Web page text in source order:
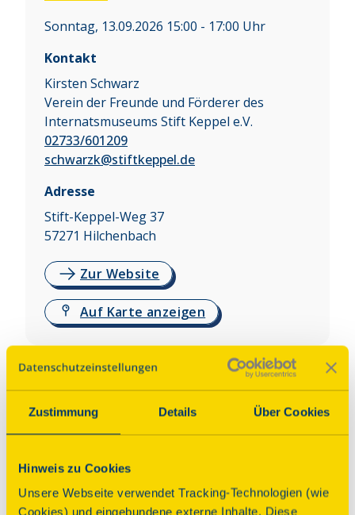
Zustimmung Details Über Cookies
Hinweis zu Cookies
Unsere Webseite verwendet Tracking-Technologien (wie
Cookies) und eingebundene externe Inhalte. Diese
Sonntag, 13.09.2026 15:00 - 17:00 Uhr
Kontakt
Kirsten Schwarz
Verein der Freunde und Förderer des
Internatsmuseums Stift Keppel e.V.
02733/601209
schwarzk@stiftkeppel.de
Adresse
Stift-Keppel-Weg 37
57271 Hilchenbach
Zur Website
Auf Karte anzeigen
Über dieses Denkmal
Das 2003 eingerichtete Museum zeigt an
„Keppelschen Schul-und Erziehungsanstalt“. In
mehreren mit originalen Möbeln und
Gegenständen der Zeit ausgestatteten Räumen